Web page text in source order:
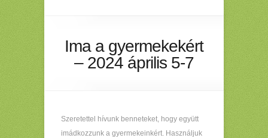
Ima a gyermekekért
– 2024 április 5-7
Szeretettel hívunk benneteket, hogy együtt
imádkozzunk a gyermekeinkért. Használjuk